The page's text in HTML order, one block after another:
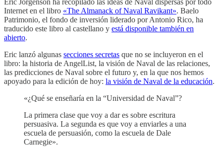
Eric Jorgenson ha recopilado las ideas de Naval dispersas por todo
Internet en el libro «The Almanack of Naval Ravikant». Baelo
Patrimonio, el fondo de inversión liderado por Antonio Rico, ha
traducido este libro al castellano y está disponible también en
abierto.
Eric lanzó algunas secciones secretas que no se incluyeron en el
libro: la historia de AngelList, la visión de Naval de las relaciones,
las predicciones de Naval sobre el futuro y, en la que nos hemos
apoyado para la edición de hoy: la visión de Naval de la educación.
«¿Qué se enseñaría en la “Universidad de Naval”?
La primera clase que voy a dar es sobre escritura
persuasiva. La segunda es que voy a enviarles a una
escuela de persuasión, como la escuela de Dale
Carnegie».